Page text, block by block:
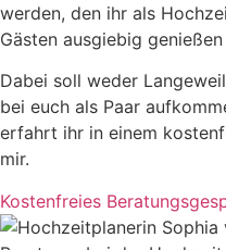
werden, den ihr als
Gästen ausgiebig
Dabei soll weder
bei euch als Paar
erfahrt ihr in einem
mir.
Kostenfreies